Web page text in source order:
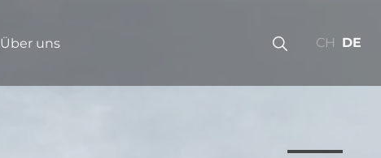
Über uns CH DE